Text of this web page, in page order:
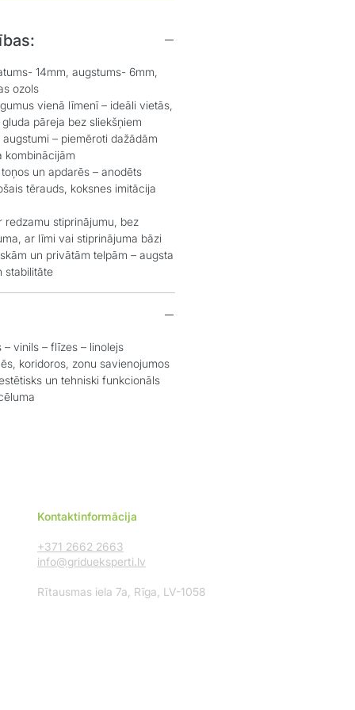
14mm, augstums- 6mm,
ozols
vienā līmenī – ideāli vietās,
pāreja bez sliekšņiem
– piemēroti dažādām
kombinācijām
un apdarēs – anodēts
tērauds, koksnes imitācija
redzamu stiprinājumu, bez
ar līmi vai stiprinājuma bāzi
un privātām telpām – augsta
stabilitāte
– vinils – flīzes – linolejs
koridoros, zonu savienojumos
un tehniski funkcionāls
Kontaktinformācija
+371 2662 2663
info@gridueksperti.lv
Rītausmas iela 7a, Rīga, LV-1058